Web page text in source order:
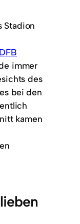
Stadion
DFB
immer
des
bei den
kamen